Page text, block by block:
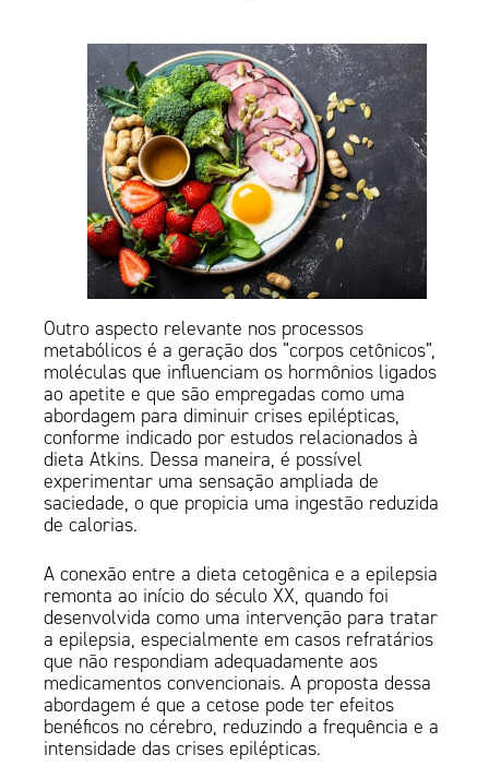
Outro aspecto relevante nos processos
metabólicos é a geração dos “corpos cetônicos”,
moléculas que influenciam os hormônios ligados
ao apetite e que são empregadas como uma
abordagem para diminuir crises epilépticas,
conforme indicado por estudos relacionados à
dieta Atkins. Dessa maneira, é possível
experimentar uma sensação ampliada de
saciedade, o que propicia uma ingestão reduzida
de calorias.
A conexão entre a dieta cetogênica e a epilepsia
remonta ao início do século XX, quando foi
desenvolvida como uma intervenção para tratar
a epilepsia, especialmente em casos refratários
que não respondiam adequadamente aos
medicamentos convencionais. A proposta dessa
abordagem é que a cetose pode ter efeitos
benéficos no cérebro, reduzindo a frequência e a
intensidade das crises epilépticas.